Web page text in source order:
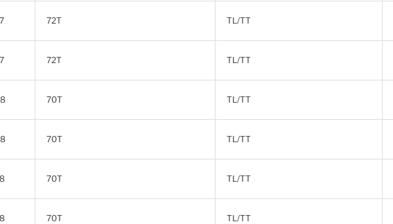
72T TL/TT
72T TL/TT
70T TL/TT
70T TL/TT
70T TL/TT
70T TL/TT